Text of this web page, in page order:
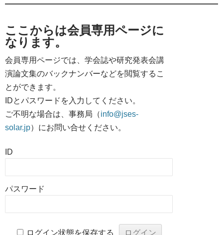
ここからは会員専用ページに
なります。
会員専用ページでは、学会誌や研究発表会講
演論文集のバックナンバーなどを閲覧するこ
とができます。
IDとパスワードを入力してください。
ご不明な場合は、事務局（info@jses-
solar.jp）にお問い合せください。
ID
パスワード
ログイン状態を保存する